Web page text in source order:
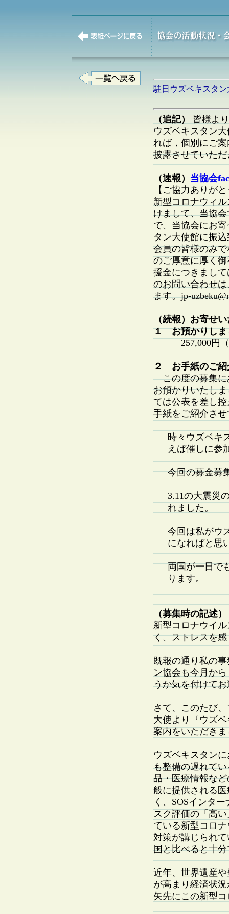
駐日ウズベキスタ
（追記）
皆様よ
ウズベキスタン
れば，個別にご
披露させていた
（速報）当協会
【ご協力ありが
新型コロナウィ
けまして、当協
で、当協会にお
タン大使館に振
会員の皆様のみ
のご厚意に厚く
援金につきまし
のお問い合わせ
ます。jp-
（続報）お寄せ
１ お預かりしま
257,000円（
２ お手紙のご紹
この度の募集に
お預かりいたし
ては公表を差し
手紙をご紹介さ
時々ウズベキ
えば催しに参
今回の募金募
3.11の大震災
れました。
今回は私がウ
になればと思
両国が一日で
ります。
（募集時の記述）
新型コロナウイ
く、ストレスを
既報の通り私の
ン協会も今月か
うか気を付けて
さて、このたび
大使より『ウズ
案内をいただき
ウズベキスタン
も整備の遅れて
品・医療情報な
般に提供される
く、SOSインタ
スク評価の「高
ている新型コロ
対策が講じられ
国と比べると十
近年、世界遺産
が高まり経済状
矢先にこの新型